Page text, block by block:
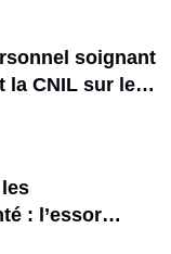
soignant
la CNIL sur le
: l’essor